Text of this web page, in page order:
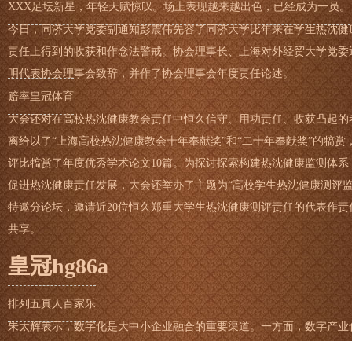
XXX足坛新星，年轻天赋惊叹。场上表现越来越出色，已经成为一员。
今日，同济大学党委副通知彭震伟先容了同济大学比年来在学生热沈健
责任上得到的收获和作念法警戒。协会理事长、上海对外经贸大学党委
明代表协会理事会致辞，并作了协会理事会年度责任论述。
赔率皇冠体育
大会还对在高校热沈健康教会责任中恒久信守、用功责任、收获凸起的
离给以了“上海高校热沈健康教会十年奉献奖”和“二十年奉献奖”的犒赏
评比犒赏了年度优秀学术论文10篇。为探讨探索构建热沈健康监测体系
促进热沈健康责任发展，大会还举办了主题为“高校学生热沈健康测评
特邀分论坛，邀请近20位恒久郑重大学生热沈健康测评责任的代表作责
共享。
皇冠hg86a
排列五真人百家乐
朱太辉表示，数字化是大中小企业融合的重要渠道。一方面，数字产业